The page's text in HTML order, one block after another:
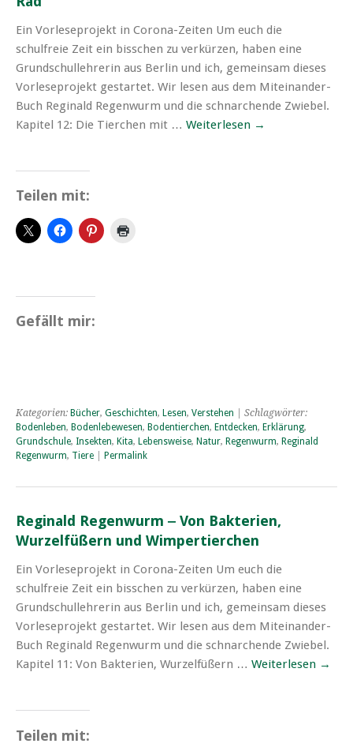
Ein Vorleseprojekt in Corona-Zeiten Um euch die
schulfreie Zeit ein bisschen zu verkürzen, haben eine
Grundschullehrerin aus Berlin und ich, gemeinsam dieses
Vorleseprojekt gestartet. Wir lesen aus dem Miteinander-
Buch Reginald Regenwurm und die schnarchende Zwiebel.
Kapitel 12: Die Tierchen mit … Weiterlesen →
Teilen mit:
Gefällt mir:
Kategorien: Bücher, Geschichten, Lesen, Verstehen | Schlagwörter:
Bodenleben, Bodenlebewesen, Bodentierchen, Entdecken, Erklärung,
Grundschule, Insekten, Kita, Lebensweise, Natur, Regenwurm, Reginald
Regenwurm, Tiere Permalink
Reginald Regenwurm ‒ Von Bakterien,
Wurzelfüßern und Wimpertierchen
Ein Vorleseprojekt in Corona-Zeiten Um euch die
schulfreie Zeit ein bisschen zu verkürzen, haben eine
Grundschullehrerin aus Berlin und ich, gemeinsam dieses
Vorleseprojekt gestartet. Wir lesen aus dem Miteinander-
Buch Reginald Regenwurm und die schnarchende Zwiebel.
Kapitel 11: Von Bakterien, Wurzelfüßern … Weiterlesen →
Teilen mit: